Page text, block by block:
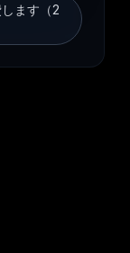
ます（2